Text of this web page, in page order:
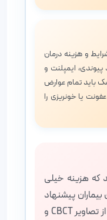
و هزینه درمان
ایمپلنت و
باید تمام عوارض
یا خونریزی را
که هزینه خیلی
بیماران پیشنهاد
می‌دهند، این در حالی است که از تصاویر CBCT و